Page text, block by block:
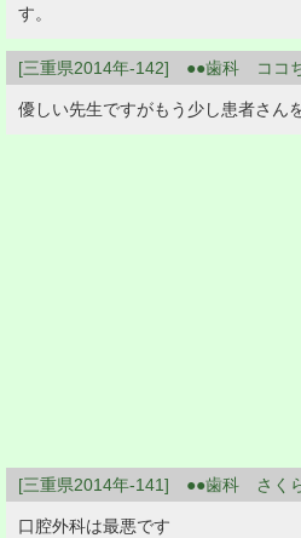
す。
[三重県2014年-142] ●●歯科 ココ
優しい先生ですがもう少し患者さ
[三重県2014年-141] ●●歯科 さく
口腔外科は最悪です